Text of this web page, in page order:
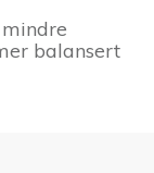
balansert